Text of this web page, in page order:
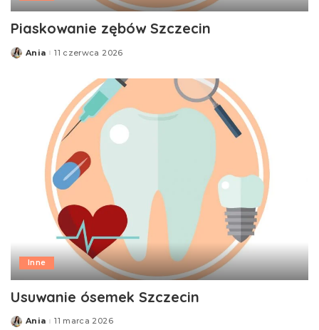
Piaskowanie zębów Szczecin
Posted
Ania 11 czerwca 2026
Inne
Usuwanie ósemek Szczecin
Posted
Ania 11 marca 2026